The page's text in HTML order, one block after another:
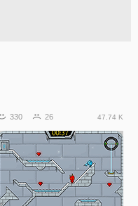
330 26 47.74 K